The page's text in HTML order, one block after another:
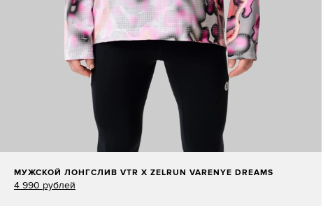
МУЖСКОЙ ЛОНГСЛИВ VTR X ZELRUN VARENYE DREAMS
4 990 рублей